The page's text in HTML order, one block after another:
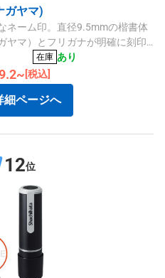
ガヤマ)
ネーム印。直径9.5mmの楷書体
ヤマ）とフリガナが明確に刻印
ーサイズです。
在庫 あり
[税込]
細ページへ
12位